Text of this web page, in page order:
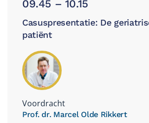
09.45 – 10.15
Casuspresentatie: De
patiënt
Voordracht
Prof. dr. Marcel Olde Rikkert